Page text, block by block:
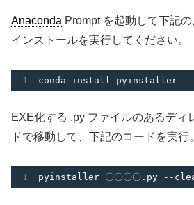
Anaconda Prompt を起動して下記
インストールを実行してください。
conda install pyinstaller
EXE化する .py ファイルのあるディ
ドで移動して、下記のコードを実行。
pyinstaller 〇〇〇〇.py --